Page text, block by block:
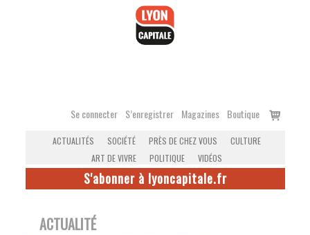
Se connecter S’enregistrer Magazines Boutique
Voir
ACTUALITÉS SOCIÉTÉ PRÈS DE CHEZ VOUS
CULTURE
ART DE VIVRE
POLITIQUE VIDÉOS
S'abonner à lyoncapitale.fr
ACTUALITÉ